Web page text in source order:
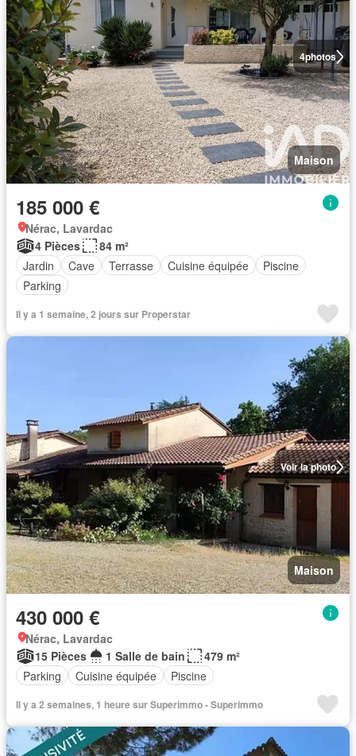
4photos
Maison
185 000 €
Nérac, Lavardac
4 Pièces
84 m²
Jardin
Cave Terrasse Cuisine équipée
Piscine
Parking
Il y a 1 semaine, 2 jours sur Properstar
Voir la photo
Maison
430 000 €
Nérac, Lavardac
15 Pièces
1 Salle de bain
479 m²
Parking
Cuisine équipée Piscine
Il y a 2 semaines, 1 heure sur Superimmo - Superimmo